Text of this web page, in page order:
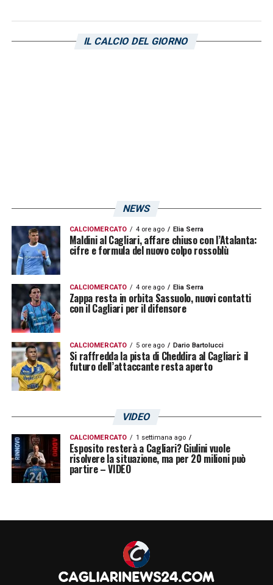
occhi sul difensore centrale. Mina è arrivato
LA PLAYLIST DELLE NOSTRE TOP NEWS
IL CALCIO DEL GIORNO
NEWS
CALCIOMERCATO 4 ore ago Elia Serra
Maldini al Cagliari, affare chiuso con l’Atalanta:
cifre e formula del nuovo colpo rossoblù
CALCIOMERCATO 4 ore ago Elia Serra
Zappa resta in orbita Sassuolo, nuovi contatti
con il Cagliari per il difensore
CALCIOMERCATO 5 ore ago Dario Bartolucci
Si raffredda la pista di Cheddira al Cagliari: il
futuro dell’attaccante resta aperto
VIDEO
CALCIOMERCATO 1 settimana ago
Esposito resterà a Cagliari? Giulini vuole
risolvere la situazione, ma per 20 milioni può
partire – VIDEO